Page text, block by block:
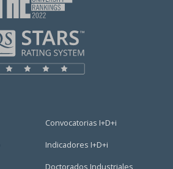
Convocatorias I+D+i
Indicadores I+D+i